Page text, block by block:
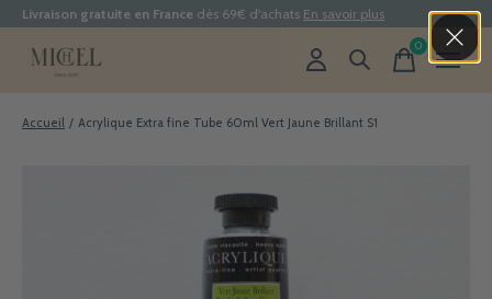
Livraison gratuite en France dès 69€ d'achats En savoir plus
0items
Accueil / Acrylique Extra fine Tube 60ml Vert Jaune Brillant S1